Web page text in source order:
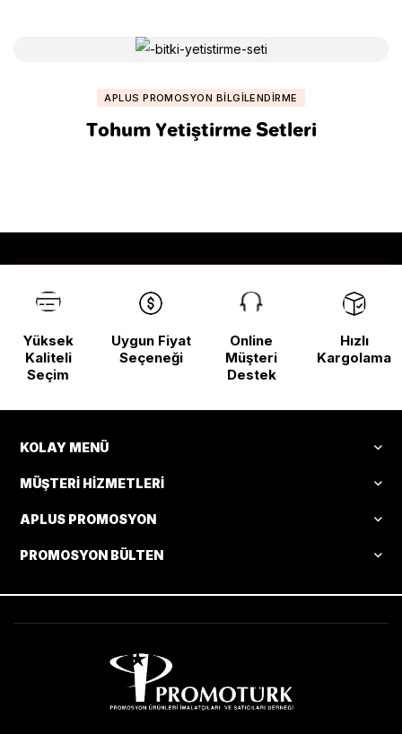
APLUS PROMOSYON BILGILENDIRME
Tohum Yetiştirme Setleri
Yüksek
Kaliteli
Seçim
Uygun Fiyat
Seçeneği
Online
Müşteri
Destek
Hızlı
Kargolama
KOLAY MENÜ
MÜŞTERI HIZMETLERI
APLUS PROMOSYON
PROMOSYON BÜLTEN